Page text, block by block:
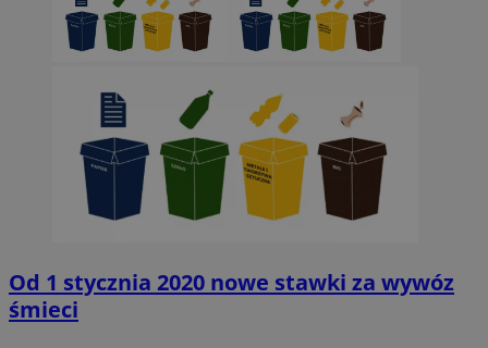
Od 1 stycznia 2020 nowe stawki za wywóz
śmieci